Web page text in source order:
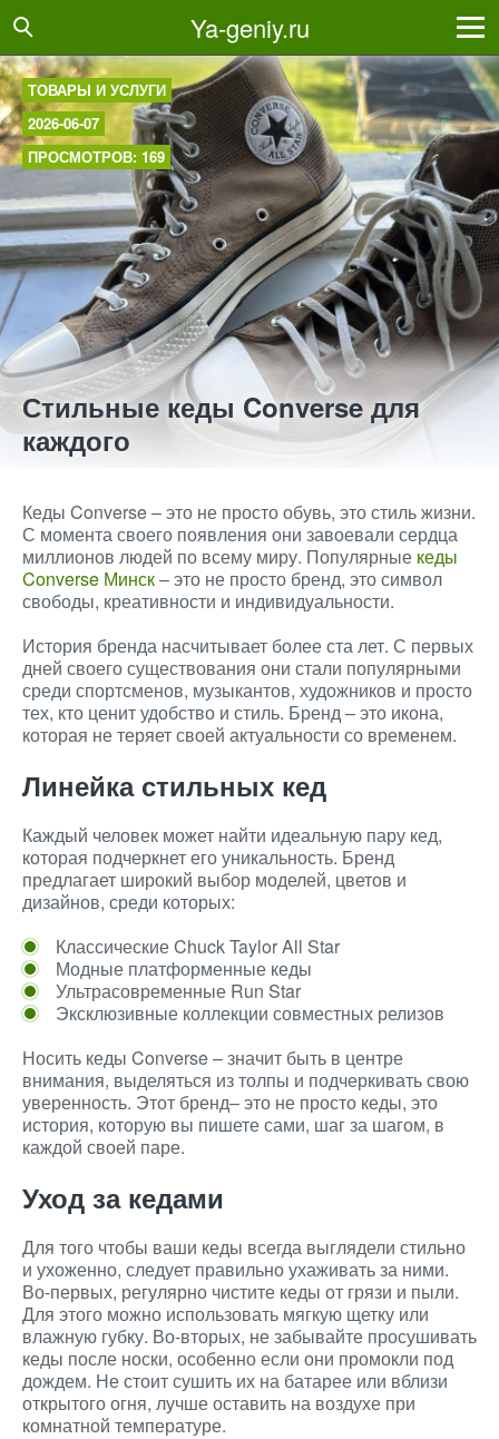
Ya-geniy.ru
ТОВАРЫ И УСЛУГИ
2026-06-07
ПРОСМОТРОВ: 169
Стильные кеды Converse для
каждого
Кеды Converse – это не просто обувь, это стиль жизни.
С момента своего появления они завоевали сердца
миллионов людей по всему миру. Популярные кеды
Converse Минск– это не просто бренд, это символ
свободы, креативности и индивидуальности.
История бренда насчитывает более ста лет. С первых
дней своего существования они стали популярными
среди спортсменов, музыкантов, художников и просто
тех, кто ценит удобство и стиль. Бренд – это икона,
которая не теряет своей актуальности со временем.
Линейка стильных кед
Каждый человек может найти идеальную пару кед,
которая подчеркнет его уникальность. Бренд
предлагает широкий выбор моделей, цветов и
дизайнов, среди которых:
Классические Chuck Taylor All Star
Модные платформенные кеды
Ультрасовременные Run Star
Эксклюзивные коллекции совместных релизов
Носить кеды Converse – значит быть в центре
внимания, выделяться из толпы и подчеркивать свою
уверенность. Этот бренд– это не просто кеды, это
история, которую вы пишете сами, шаг за шагом, в
каждой своей паре.
Уход за кедами
Для того чтобы ваши кеды всегда выглядели стильно
и ухоженно, следует правильно ухаживать за ними.
Во-первых, регулярно чистите кеды от грязи и пыли.
Для этого можно использовать мягкую щетку или
влажную губку. Во-вторых, не забывайте просушивать
кеды после носки, особенно если они промокли под
дождем. Не стоит сушить их на батарее или вблизи
открытого огня, лучше оставить на воздухе при
комнатной температуре.